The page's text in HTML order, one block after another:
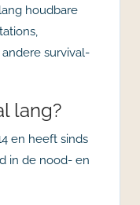
houdbare
survival-
lang?
en heeft sinds
in de nood- en